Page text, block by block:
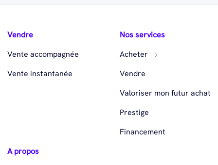
Vendre
Vente accompagnée
Vente instantanée
Nos services
Acheter
Vendre
Valoriser mon futur achat
Prestige
Financement
A propos